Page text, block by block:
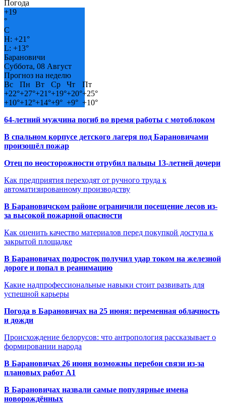
Погода
+19
°
C
H: +21°
L: +13°
Барановичи
Суббота, 08 Август
Прогноз на неделю
Вс
Пн Вт Ср Чт
Пт
+22°+27°+21°+19°+20°+25°
+10°+12°+14°+9° +9° +10°
64-летний мужчина погиб во время работы с мотоблоком
В спальном корпусе детского лагеря под Барановичами
произошёл пожар
Отец по неосторожности отрубил пальцы 13-летней дочери
Как предприятия переходят от ручного труда к
автоматизированному производству
В Барановичском районе ограничили посещение лесов из-
за высокой пожарной опасности
Как оценить качество материалов перед покупкой доступа к
закрытой площадке
В Барановичах подросток получил удар током на железной
дороге и попал в реанимацию
Какие надпрофессиональные навыки стоит развивать для
успешной карьеры
Погода в Барановичах на 25 июня: переменная облачность
и дожди
Происхождение белорусов: что антропология рассказывает о
формировании народа
В Барановичах 26 июня возможны перебои связи из-за
плановых работ A1
В Барановичах назвали самые популярные имена
новорождённых